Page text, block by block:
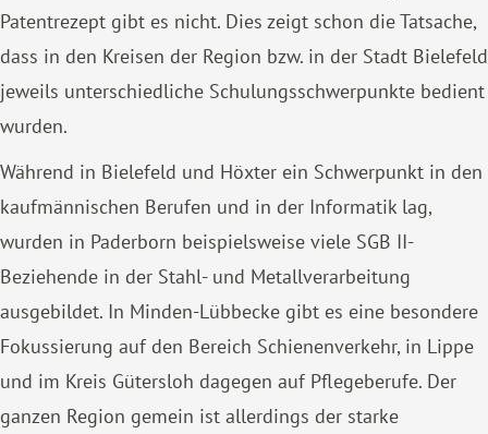
Patentrezept gibt es nicht. Dies zeigt schon die Tatsache,
dass in den Kreisen der Region bzw. in der Stadt Bielefeld
jeweils unterschiedliche Schulungsschwerpunkte bedient
wurden.
Während in Bielefeld und Höxter ein Schwerpunkt in den
kaufmännischen Berufen und in der Informatik lag,
wurden in Paderborn beispielsweise viele SGB II-
Beziehende in der Stahl- und Metallverarbeitung
ausgebildet. In Minden-Lübbecke gibt es eine besondere
Fokussierung auf den Bereich Schienenverkehr, in Lippe
und im Kreis Gütersloh dagegen auf Pflegeberufe. Der
ganzen Region gemein ist allerdings der starke